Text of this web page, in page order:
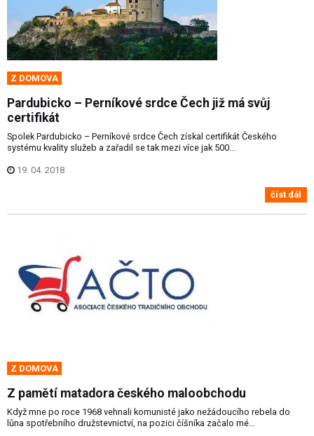
Z DOMOVA
Pardubicko – Perníkové srdce Čech již má svůj
certifikát
Spolek Pardubicko – Perníkové srdce Čech získal certifikát Českého
systému kvality služeb a zařadil se tak mezi více jak 500...
19. 04. 2018
číst dál
Z DOMOVA
Z pamětí matadora českého maloobchodu
Když mne po roce 1968 vehnali komunisté jako nežádoucího rebela do
lůna spotřebního družstevnictví, na pozici číšníka začalo mé...